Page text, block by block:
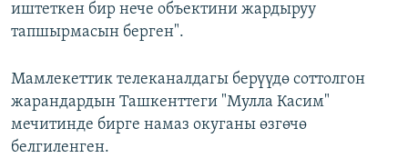
иштеткен бир нече объектини жардыруу
тапшырмасын берген".
Мамлекеттик телеканалдагы берүүдө соттолгон
жарандардын Ташкенттеги "Мулла Касим"
мечитинде бирге намаз окуганы өзгөчө
белгиленген.